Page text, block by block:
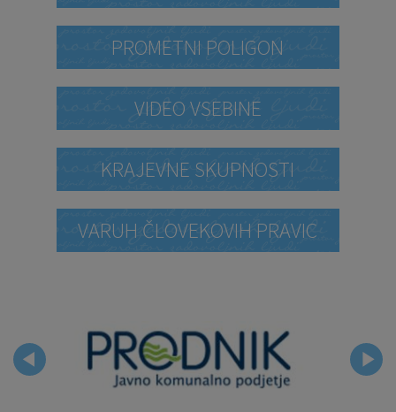
PROMETNI POLIGON
VIDEO VSEBINE
KRAJEVNE SKUPNOSTI
VARUH ČLOVEKOVIH PRAVIC